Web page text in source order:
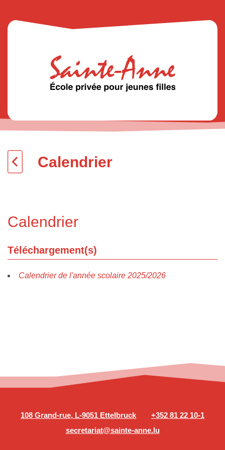
Calendrier
Calendrier
Téléchargement(s)
Calendrier de l'année scolaire 2025/2026
108 Grand-rue, L-9051 Ettelbruck
+352 81 22 10-1
secretariat@sainte-anne.lu